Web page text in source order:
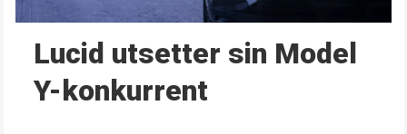
Lucid utsetter sin Model
Y-konkurrent